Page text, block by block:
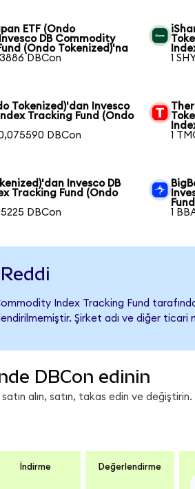
ETF (Ondo
DB Commodity
(Ondo Tokenized)'na
DBCon
1
Tokenized)'dan Invesco
Tracking Fund (Ondo
DBCon
1
Invesco DB
Tracking Fund (Ondo
DBCon
1
Index Tracking Fund
Şirket adı ve diğer ticari
DBCon edinin
alın, satın, takas edin ve
İndirme Değerlendirme